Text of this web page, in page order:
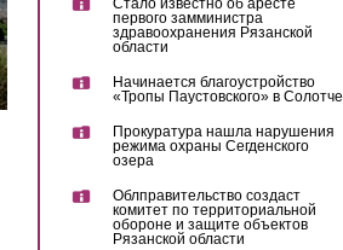
Стало известно об аресте
первого замминистра
здравоохранения Рязанской
области
Начинается благоустройство
«Тропы Паустовского» в Солотче
Прокуратура нашла нарушения
режима охраны Сегденского
озера
Облправительство создаст
комитет по территориальной
обороне и защите объектов
Рязанской области